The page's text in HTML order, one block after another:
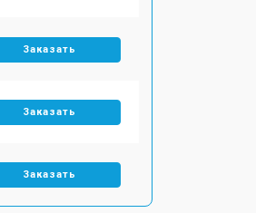
Заказать
Заказать
Заказать